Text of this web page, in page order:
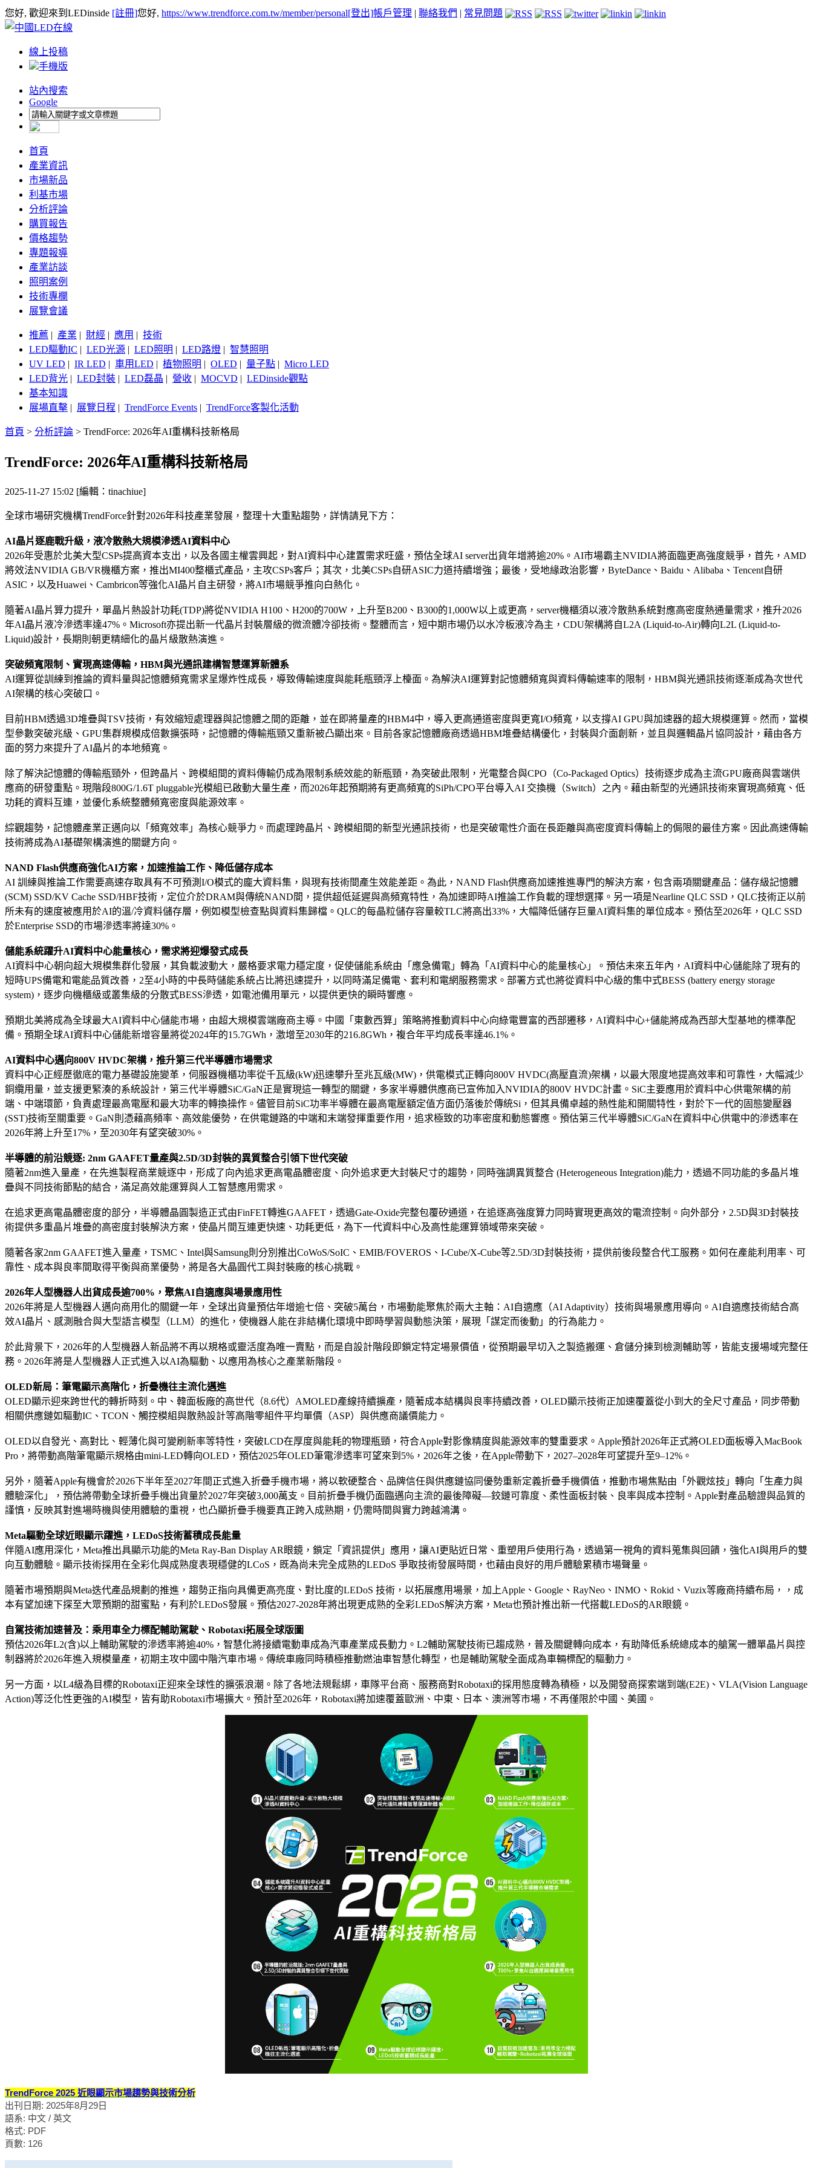
您好, 歡迎來到LEDinside [註冊]您好, https://www.trendforce.com.tw/member/personal[登出]帳戶管理 | 聯絡我們 | 常見問題
線上投稿
手機版
站內搜索
Google
首頁
產業資訊
市場新品
利基市場
分析評論
購買報告
價格趨勢
專題報導
產業訪談
照明案例
技術專欄
展覽會議
推薦 | 產業 | 財經 | 應用 | 技術
LED驅動IC | LED光源 | LED照明 | LED路燈 | 智慧照明
UV LED | IR LED | 車用LED | 植物照明 | OLED | 量子點 | Micro LED
LED背光 | LED封裝 | LED磊晶 | 營收 | MOCVD | LEDinside觀點
基本知識
展場直擊 | 展覽日程 | TrendForce Events | TrendForce客製化活動
首頁 > 分析評論 > TrendForce: 2026年AI重構科技新格局
TrendForce: 2026年AI重構科技新格局
2025-11-27 15:02 [編輯：tinachiue]
全球市場研究機構TrendForce針對2026年科技產業發展，整理十大重點趨勢，詳情請見下方：
AI晶片逐鹿戰升級，液冷散熱大規模滲透AI資料中心
2026年受惠於北美大型CSPs提高資本支出，以及各國主權雲興起，對AI資料中心建置需求旺盛，預估全球AI server出貨年增將逾20%。AI市場霸主NVIDIA將面臨更高強度競爭，首先，AMD
將效法NVIDIA GB/VR機櫃方案，推出MI400整櫃式產品，主攻CSPs客戶；其次，北美CSPs自研ASIC力道持續增強；最後，受地緣政治影響，ByteDance、Baidu、Alibaba、Tencent自研
ASIC，以及Huawei、Cambricon等強化AI晶片自主研發，將AI市場競爭推向白熱化。
隨著AI晶片算力提升，單晶片熱設計功耗(TDP)將從NVIDIA H100、H200的700W，上升至B200、B300的1,000W以上或更高，server機櫃須以液冷散熱系統對應高密度熱通量需求，推升2026
年AI晶片液冷滲透率達47%。Microsoft亦提出新一代晶片封裝層級的微流體冷卻技術。整體而言，短中期市場仍以水冷板液冷為主，CDU架構將自L2A (Liquid-to-Air)轉向L2L (Liquid-to-
Liquid)設計，長期則朝更精細化的晶片級散熱演進。
突破頻寬限制、實現高速傳輸，HBM與光通訊建構智慧運算新體系
AI運算從訓練到推論的資料量與記憶體頻寬需求呈爆炸性成長，導致傳輸速度與能耗瓶頸浮上檯面。為解決AI運算對記憶體頻寬與資料傳輸速率的限制，HBM與光通訊技術逐漸成為次世代
AI架構的核心突破口。
目前HBM透過3D堆疊與TSV技術，有效縮短處理器與記憶體之間的距離，並在即將量產的HBM4中，導入更高通道密度與更寬I/O頻寬，以支撐AI GPU與加速器的超大規模運算。然而，當模
型參數突破兆級、GPU集群規模成倍數擴張時，記憶體的傳輸瓶頸又重新被凸顯出來。目前各家記憶體廠商透過HBM堆疊結構優化，封裝與介面創新，並且與邏輯晶片協同設計，藉由各方
面的努力來提升了AI晶片的本地頻寬。
除了解決記憶體的傳輸瓶頸外，但跨晶片、跨模組間的資料傳輸仍成為限制系統效能的新瓶頸，為突破此限制，光電整合與CPO（Co-Packaged Optics）技術逐步成為主流GPU廠商與雲端供
應商的研發重點。現階段800G/1.6T pluggable光模組已啟動大量生產，而2026年起預期將有更高頻寬的SiPh/CPO平台導入AI 交換機（Switch）之內。藉由新型的光通訊技術來實現高頻寬、低
功耗的資料互連，並優化系統整體頻寬密度與能源效率。
綜觀趨勢，記憶體產業正邁向以「頻寬效率」為核心競爭力。而處理跨晶片、跨模組間的新型光通訊技術，也是突破電性介面在長距離與高密度資料傳輸上的侷限的最佳方案。因此高速傳輸
技術將成為AI基礎架構演進的關鍵方向。
NAND Flash供應商強化AI方案，加速推論工作、降低儲存成本
AI 訓練與推論工作需要高速存取具有不可預測I/O模式的龐大資料集，與現有技術間產生效能差距。為此，NAND Flash供應商加速推進專門的解決方案，包含兩項關鍵產品：儲存級記憶體
(SCM) SSD/KV Cache SSD/HBF技術，定位介於DRAM與傳統NAND間，提供超低延遲與高頻寬特性，為加速即時AI推論工作負載的理想選擇。另一項是Nearline QLC SSD，QLC技術正以前
所未有的速度被應用於AI的溫/冷資料儲存層，例如模型檢查點與資料集歸檔。QLC的每晶粒儲存容量較TLC將高出33%，大幅降低儲存巨量AI資料集的單位成本。預估至2026年，QLC SSD
於Enterprise SSD的市場滲透率將達30%。
儲能系統躍升AI資料中心能量核心，需求將迎爆發式成長
AI資料中心朝向超大規模集群化發展，其負載波動大，嚴格要求電力穩定度，促使儲能系統由「應急備電」轉為「AI資料中心的能量核心」。預估未來五年內，AI資料中心儲能除了現有的
短時UPS備電和電能品質改善，2至4小時的中長時儲能系統占比將迅速提升，以同時滿足備電、套利和電網服務需求。部署方式也將從資料中心級的集中式BESS (battery energy storage
system)，逐步向機櫃級或叢集級的分散式BESS滲透，如電池備用單元，以提供更快的瞬時響應。
預期北美將成為全球最大AI資料中心儲能市場，由超大規模雲端廠商主導。中國「東數西算」策略將推動資料中心向綠電豐富的西部遷移，AI資料中心+儲能將成為西部大型基地的標準配
備。預期全球AI資料中心儲能新增容量將從2024年的15.7GWh，激增至2030年的216.8GWh，複合年平均成長率達46.1%。
AI資料中心邁向800V HVDC架構，推升第三代半導體市場需求
資料中心正經歷徹底的電力基礎設施變革，伺服器機櫃功率從千瓦級(kW)迅速攀升至兆瓦級(MW)，供電模式正轉向800V HVDC(高壓直流)架構，以最大限度地提高效率和可靠性，大幅減少
銅纜用量，並支援更緊湊的系統設計，第三代半導體SiC/GaN正是實現這一轉型的關鍵，多家半導體供應商已宣佈加入NVIDIA的800V HVDC計畫。SiC主要應用於資料中心供電架構的前
端、中端環節，負責處理最高電壓和最大功率的轉換操作。儘管目前SiC功率半導體在最高電壓額定值方面仍落後於傳統Si，但其具備卓越的熱性能和開關特性，對於下一代的固態變壓器
(SST)技術至關重要。GaN則憑藉高頻率、高效能優勢，在供電鏈路的中端和末端發揮重要作用，追求極致的功率密度和動態響應。預估第三代半導體SiC/GaN在資料中心供電中的滲透率在
2026年將上升至17%，至2030年有望突破30%。
半導體的前沿競逐: 2nm GAAFET量產與2.5D/3D封裝的異質整合引領下世代突破
隨著2nm進入量產，在先進製程商業競逐中，形成了向內追求更高電晶體密度、向外追求更大封裝尺寸的趨勢，同時強調異質整合 (Heterogeneous Integration)能力，透過不同功能的多晶片堆
疊與不同技術節點的結合，滿足高效能運算與人工智慧應用需求。
在追求更高電晶體密度的部分，半導體晶圓製造正式由FinFET轉進GAAFET，透過Gate-Oxide完整包覆矽通道，在追逐高強度算力同時實現更高效的電流控制。向外部分，2.5D與3D封裝技
術提供多重晶片堆疊的高密度封裝解決方案，使晶片間互連更快速、功耗更低，為下一代資料中心及高性能運算領域帶來突破。
隨著各家2nm GAAFET進入量產，TSMC、Intel與Samsung則分別推出CoWoS/SoIC、EMIB/FOVEROS、I-Cube/X-Cube等2.5D/3D封裝技術，提供前後段整合代工服務。如何在產能利用率、可
靠性、成本與良率間取得平衡與商業優勢，將是各大晶圓代工與封裝廠的核心挑戰。
2026年人型機器人出貨成長逾700%，聚焦AI自適應與場景應用性
2026年將是人型機器人邁向商用化的關鍵一年，全球出貨量預估年增逾七倍、突破5萬台，市場動能聚焦於兩大主軸：AI自適應（AI Adaptivity）技術與場景應用導向。AI自適應技術結合高
效AI晶片、感測融合與大型語言模型（LLM）的進化，使機器人能在非結構化環境中即時學習與動態決策，展現「謀定而後動」的行為能力。
於此背景下，2026年的人型機器人新品將不再以規格或靈活度為唯一賣點，而是自設計階段即鎖定特定場景價值，從預期最早切入之製造搬運、倉儲分揀到檢測輔助等，皆能支援場域完整任
務。2026年將是人型機器人正式進入以AI為驅動、以應用為核心之產業新階段。
OLED新局：筆電顯示高階化，折疊機往主流化邁進
OLED顯示迎來跨世代的轉折時刻。中、韓面板廠的高世代（8.6代）AMOLED產線持續擴產，隨著成本結構與良率持續改善，OLED顯示技術正加速覆蓋從小到大的全尺寸產品，同步帶動
相關供應鏈如驅動IC、TCON、觸控模組與散熱設計等高階零組件平均單價（ASP）與供應商議價能力。
OLED以自發光、高對比、輕薄化與可變刷新率等特性，突破LCD在厚度與能耗的物理瓶頸，符合Apple對影像精度與能源效率的雙重要求。Apple預計2026年正式將OLED面板導入MacBook
Pro，將帶動高階筆電顯示規格由mini-LED轉向OLED，預估2025年OLED筆電滲透率可望來到5%，2026年之後，在Apple帶動下，2027–2028年可望提升至9–12%。
另外，隨著Apple有機會於2026下半年至2027年間正式進入折疊手機市場，將以軟硬整合、品牌信任與供應鏈協同優勢重新定義折疊手機價值，推動市場焦點由「外觀炫技」轉向「生產力與
體驗深化」，預估將帶動全球折疊手機出貨量於2027年突破3,000萬支。目前折疊手機仍面臨邁向主流的最後障礙—鉸鏈可靠度、柔性面板封裝、良率與成本控制。Apple對產品驗證與品質的
謹慎，反映其對進場時機與使用體驗的重視，也凸顯折疊手機要真正跨入成熟期，仍需時間與實力跨越鴻溝。
Meta驅動全球近眼顯示躍進，LEDoS技術蓄積成長能量
伴隨AI應用深化，Meta推出具顯示功能的Meta Ray-Ban Display AR眼鏡，鎖定「資訊提供」應用，讓AI更貼近日常、重塑用戶使用行為，透過第一視角的資料蒐集與回饋，強化AI與用戶的雙
向互動體驗。顯示技術採用在全彩化與成熟度表現穩健的LCoS，既為尚未完全成熟的LEDoS 爭取技術發展時間，也藉由良好的用戶體驗累積市場聲量。
隨著市場預期與Meta迭代產品規劃的推進，趨勢正指向具備更高亮度、對比度的LEDoS 技術，以拓展應用場景，加上Apple、Google、RayNeo、INMO、Rokid、Vuzix等廠商持續布局，，成
本有望加速下探至大眾預期的甜蜜點，有利於LEDoS發展。預估2027-2028年將出現更成熟的全彩LEDoS解決方案，Meta也預計推出新一代搭載LEDoS的AR眼鏡。
自駕技術加速普及：乘用車全力標配輔助駕駛、Robotaxi拓展全球版圖
預估2026年L2(含)以上輔助駕駛的滲透率將逾40%，智慧化將接續電動車成為汽車產業成長動力。L2輔助駕駛技術已趨成熟，普及關鍵轉向成本，有助降低系統總成本的艙駕一體單晶片與控
制器將於2026年進入規模量產，初期主攻中國中階汽車市場。傳統車廠同時積極推動燃油車智慧化轉型，也是輔助駕駛全面成為車輛標配的驅動力。
另一方面，以L4級為目標的Robotaxi正迎來全球性的擴張浪潮。除了各地法規鬆綁，車隊平台商、服務商對Robotaxi的採用態度轉為積極，以及開發商探索端到端(E2E)、VLA(Vision Language
Action)等泛化性更強的AI模型，皆有助Robotaxi市場擴大。預計至2026年，Robotaxi將加速覆蓋歐洲、中東、日本、澳洲等市場，不再僅限於中國、美國。
TrendForce 2025 近眼顯示市場趨勢與技術分析
出刊日期: 2025年8月29日
語系: 中文 / 英文
格式: PDF
頁數: 126